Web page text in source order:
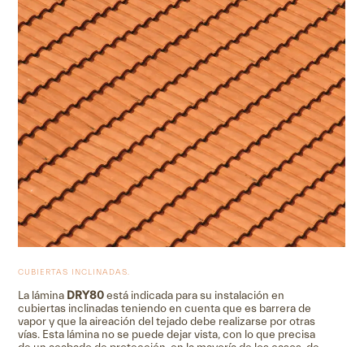
CUBIERTAS INCLINADAS.
La lámina DRY80está indicada para su instalación en
cubiertas inclinadas teniendo en cuenta que es barrera de
vapor y que la aireación del tejado debe realizarse por otras
vías. Esta lámina no se puede dejar vista, con lo que precisa